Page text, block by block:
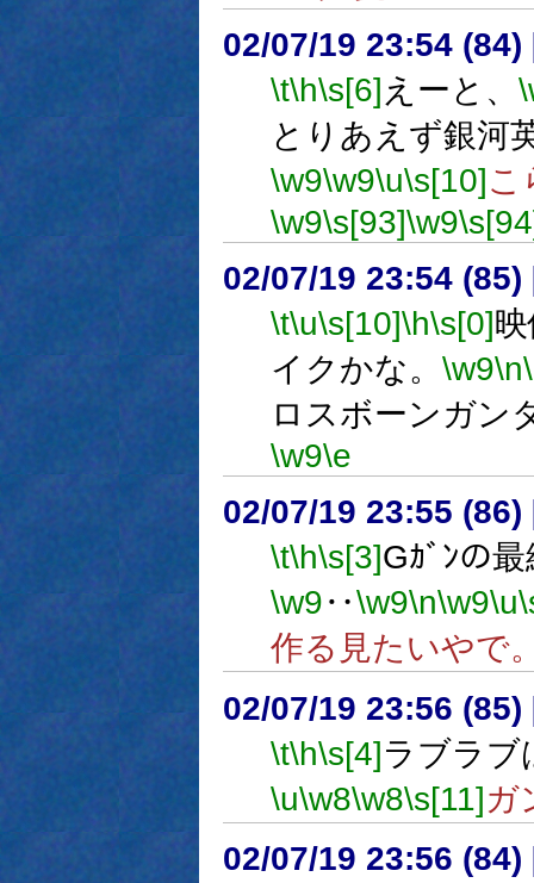
02/07/19 23:54 (84)
\t\h\s[6] えーと、
とりあえず銀河
\w9\w9\u\s[10]こ
\w9\s[93]\w9
02/07/19 23:54 (85)
\t\u\s[10]\h\s[0]
イクかな。 \w9\n
ロスボーンガン
\w9\e
02/07/19 23:55 (86)
\t\h\s[3]Gｶﾞﾝの
\w9‥\w9\n\w9\u
作る見たいやで
02/07/19 23:56 (85)
\t\h\s[4]ラブラブ
\u\w8\w8\s[11]ガ
02/07/19 23:56 (84)